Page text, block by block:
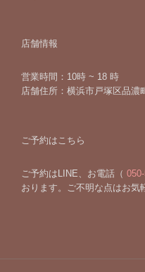
店舗情報
営業時間：10時 ~ 18 時
店舗住所：横浜市戸塚区品濃
ご予約はこちら
ご予約はLINE、お電話（
おります。ご不明な点はお気